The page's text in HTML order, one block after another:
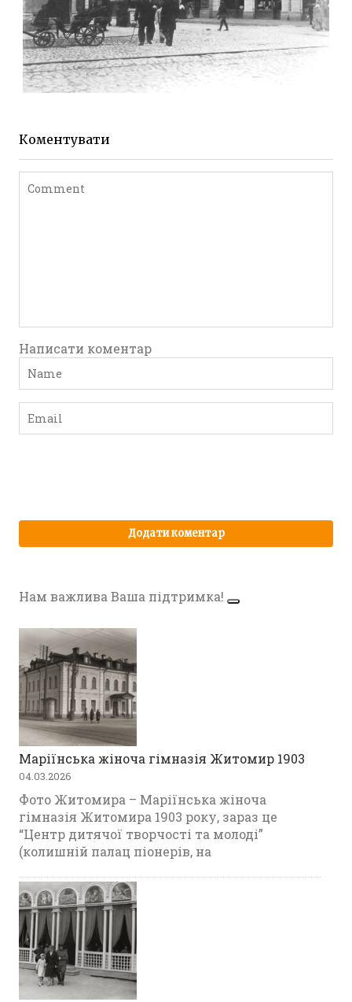
ЖИТОМИР МИХАЙЛІВСЬКА 1903 РОКУ
Коментувати
Написати коментар
Нам важлива Ваша підтримка!
Маріїнська жіноча гімназія Житомир 1903
04.03.2026
Фото Житомира – Маріїнська жіноча
гімназія Житомира 1903 року, зараз це
“Центр дитячої творчості та молоді”
(колишній палац піонерів, на